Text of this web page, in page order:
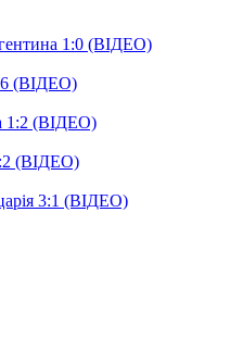
1:0 (ВІДЕО)
(ВІДЕО)
1:2 (ВІДЕО)
(ВІДЕО)
3:1 (ВІДЕО)